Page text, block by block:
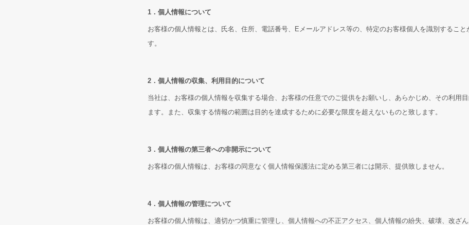
1．個人情報について
お客様の個人情報とは、氏名、住所、電話番号、Eメールアドレス等の、特定のお客様個人を識別すること
す。
2．個人情報の収集、利用目的について
当社は、お客様の個人情報を収集する場合、お客様の任意でのご提供をお願いし、あらかじめ、その利用
ます。また、収集する情報の範囲は目的を達成するために必要な限度を超えないものと致します。
3．個人情報の第三者への非開示について
お客様の個人情報は、お客様の同意なく個人情報保護法に定める第三者には開示、提供致しません。
4．個人情報の管理について
お客様の個人情報は、適切かつ慎重に管理し、個人情報への不正アクセス、個人情報の紛失、破壊、改ざ